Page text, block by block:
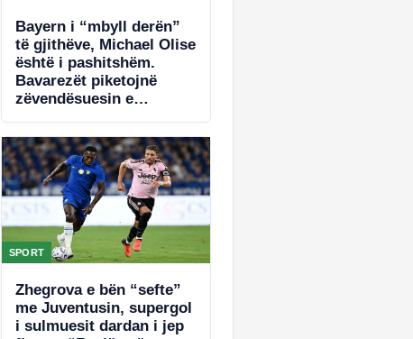
Bayern i “mbyll derën”
të gjithëve, Michael Olise
është i pashitshëm.
Bavarezët piketojnë
zëvendësuesin e
SPORT
Zhegrova e bën “sefte”
me Juventusin, supergol
i sulmuesit dardan i jep